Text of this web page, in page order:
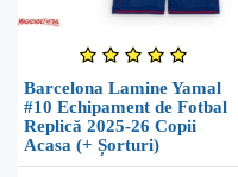
Barcelona Lamine Yamal
#10 Echipament de Fotbal
Replică 2025-26 Copii
Acasa (+ Șorturi)